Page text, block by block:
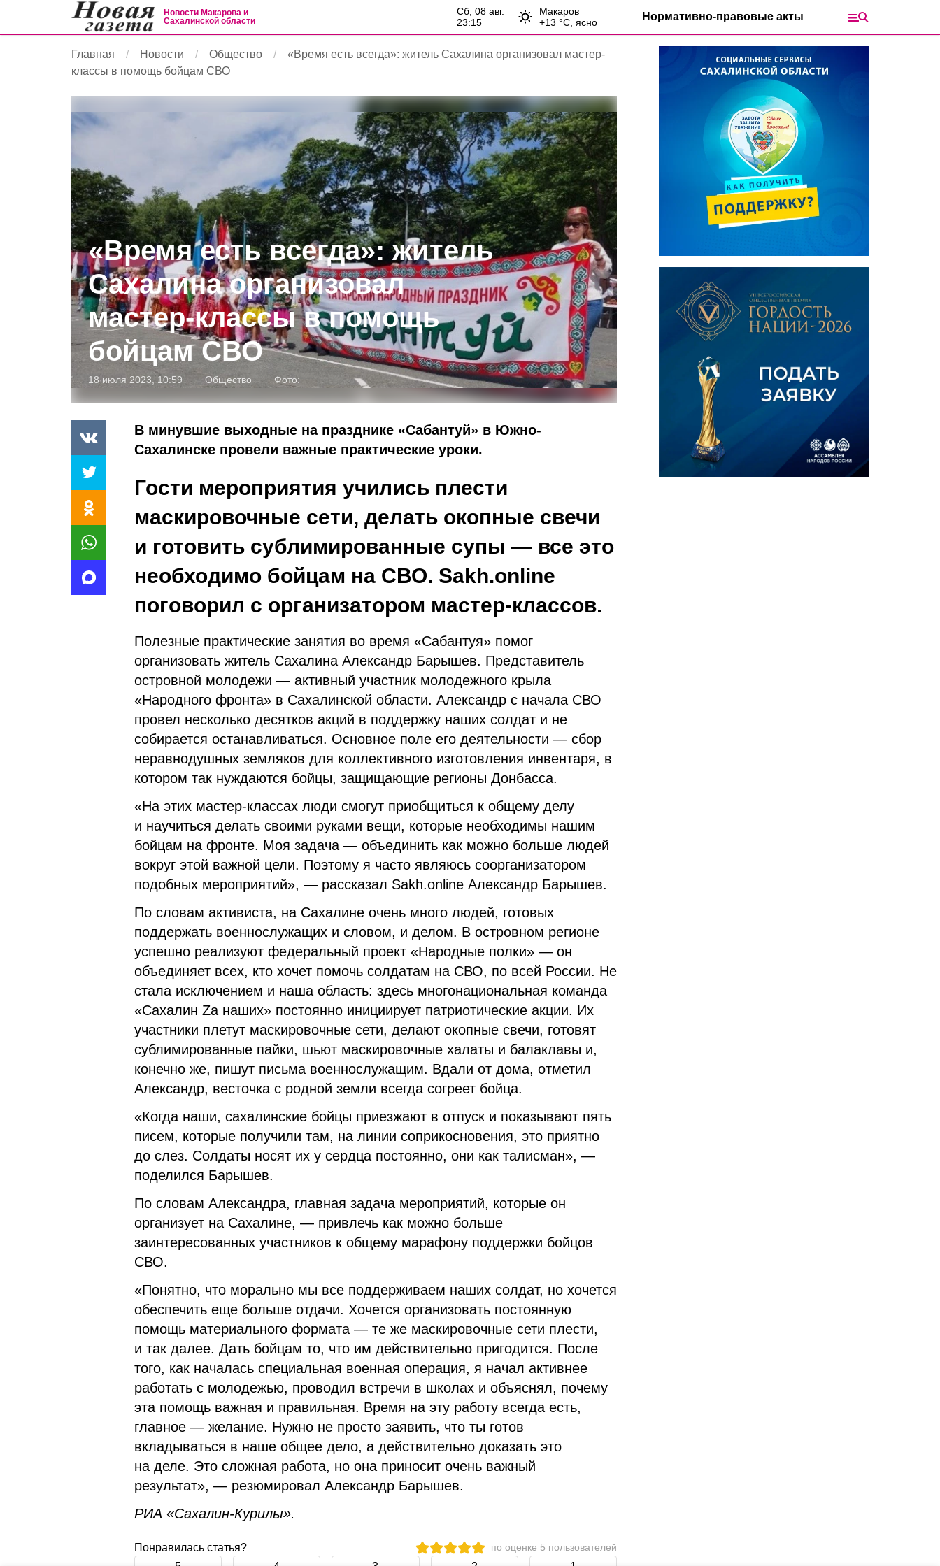
Новости Макарова и
Сахалинской области
сб, 08 авг.
23:15
Макаров
+13 °С, ясно Нормативно-правовые акты
Главная Новости Общество
«Время есть всегда»: житель Сахалина организовал мастер-
классы в помощь бойцам СВО
«Время есть всегда»: житель
Сахалина организовал
мастер-классы в помощь
бойцам СВО
18 июля 2023, 10:59 Общество Фото:
В минувшие выходные на празднике «Сабантуй» в Южно-
Сахалинске провели важные практические уроки.
Гости мероприятия учились плести
маскировочные сети, делать окопные свечи
и готовить сублимированные супы — все это
необходимо бойцам на СВО. Sakh.online
поговорил с организатором мастер-классов.
Полезные практические занятия во время «Сабантуя» помог
организовать житель Сахалина Александр Барышев. Представитель
островной молодежи — активный участник молодежного крыла
«Народного фронта» в Сахалинской области. Александр с начала СВО
провел несколько десятков акций в поддержку наших солдат и не
собирается останавливаться. Основное поле его деятельности — сбор
неравнодушных земляков для коллективного изготовления инвентаря, в
котором так нуждаются бойцы, защищающие регионы Донбасса.
«На этих мастер-классах люди смогут приобщиться к общему делу
и научиться делать своими руками вещи, которые необходимы нашим
бойцам на фронте. Моя задача — объединить как можно больше людей
вокруг этой важной цели. Поэтому я часто являюсь соорганизатором
подобных мероприятий», — рассказал Sakh.online Александр Барышев.
По словам активиста, на Сахалине очень много людей, готовых
поддержать военнослужащих и словом, и делом. В островном регионе
успешно реализуют федеральный проект «Народные полки» — он
объединяет всех, кто хочет помочь солдатам на СВО, по всей России. Не
стала исключением и наша область: здесь многонациональная команда
«Сахалин Za наших» постоянно инициирует патриотические акции. Их
участники плетут маскировочные сети, делают окопные свечи, готовят
сублимированные пайки, шьют маскировочные халаты и балаклавы и,
конечно же, пишут письма военнослужащим. Вдали от дома, отметил
Александр, весточка с родной земли всегда согреет бойца.
«Когда наши, сахалинские бойцы приезжают в отпуск и показывают пять
писем, которые получили там, на линии соприкосновения, это приятно
до слез. Солдаты носят их у сердца постоянно, они как талисман», —
поделился Барышев.
По словам Александра, главная задача мероприятий, которые он
организует на Сахалине, — привлечь как можно больше
заинтересованных участников к общему марафону поддержки бойцов
СВО.
«Понятно, что морально мы все поддерживаем наших солдат, но хочется
обеспечить еще больше отдачи. Хочется организовать постоянную
помощь материального формата — те же маскировочные сети плести,
и так далее. Дать бойцам то, что им действительно пригодится. После
того, как началась специальная военная операция, я начал активнее
работать с молодежью, проводил встречи в школах и объяснял, почему
эта помощь важная и правильная. Время на эту работу всегда есть,
главное — желание. Нужно не просто заявить, что ты готов
вкладываться в наше общее дело, а действительно доказать это
на деле. Это сложная работа, но она приносит очень важный
результат», — резюмировал Александр Барышев.
РИА «Сахалин-Курилы».
Понравилась статья? по оценке 5 пользователей